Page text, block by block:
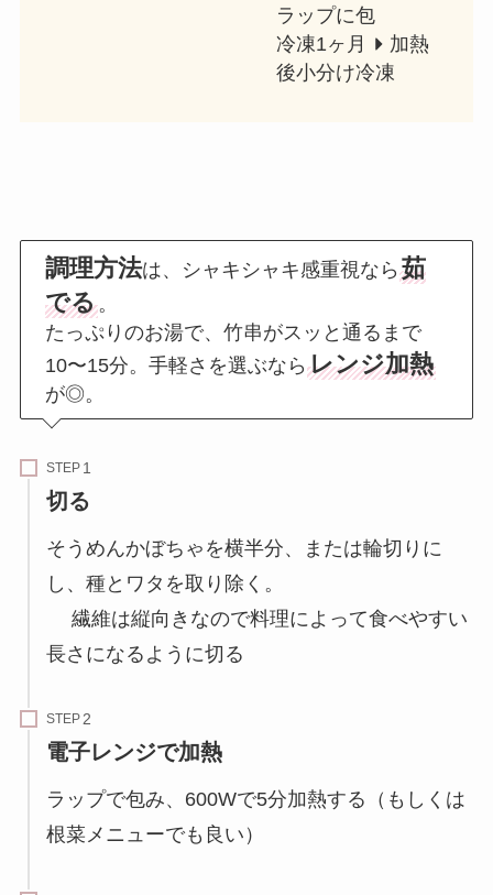
ラップに包
冷凍1ヶ月
加熱
後小分け冷凍
調理方法は、シャキシャキ感重視なら茹
でる。
たっぷりのお湯で、竹串がスッと通るまで
10〜15分。手軽さを選ぶならレンジ加熱
が◎。
STEP
切る
そうめんかぼちゃを横半分、または輪切りに
し、種とワタを取り除く。
繊維は縦向きなので料理によって食べやすい
長さになるように切る
STEP
電子レンジで加熱
ラップで包み、600Wで5分加熱する（もしくは
根菜メニューでも良い）